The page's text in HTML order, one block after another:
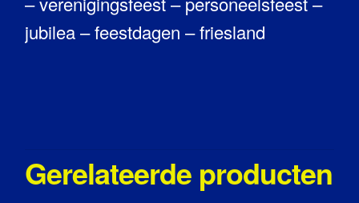
jubilea – feestdagen – friesland
Gerelateerde producten